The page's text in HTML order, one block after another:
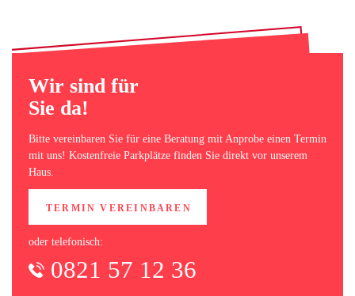
Wir sind für
Sie da!
Bitte vereinbaren Sie für eine Beratung mit Anprobe einen Termin
mit uns! Kostenfreie Parkplätze finden Sie direkt vor unserem
Haus.
TERMIN VEREINBAREN
oder telefonisch:
0821 57 12 36